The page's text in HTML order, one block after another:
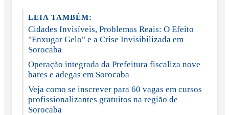
LEIA TAMBÉM:
Cidades Invisíveis, Problemas Reais: O Efeito
"Enxugar Gelo" e a Crise Invisibilizada em
Sorocaba
Operação integrada da Prefeitura fiscaliza nove
bares e adegas em Sorocaba
Veja como se inscrever para 60 vagas em cursos
profissionalizantes gratuitos na região de
Sorocaba